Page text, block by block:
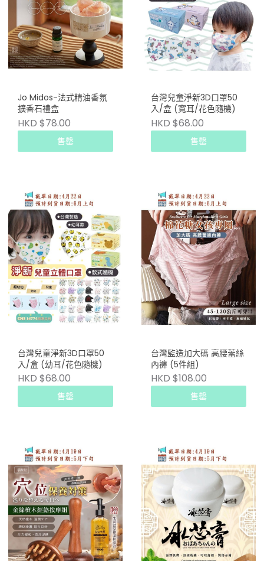
Jo Midos-法式精油香氛
擴香石禮盒
HKD $78.00
售罄
台灣兒童淨新3D口罩50
入/盒 (寬耳/花色隨機)
HKD $68.00
售罄
台灣兒童淨新3D口罩50
入/盒 (幼耳/花色隨機)
HKD $68.00
售罄
台灣監造加大碼 高腰蕾絲
內褲 (5件組)
HKD $108.00
售罄